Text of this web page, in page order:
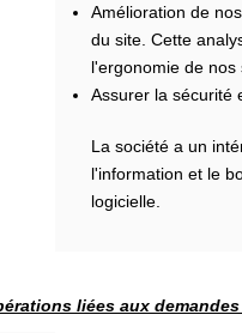
Amélioration de
du site. Cette
l'ergonomie de nos
Assurer la sécurité
La société a un
l'information et le
logicielle.
liées aux